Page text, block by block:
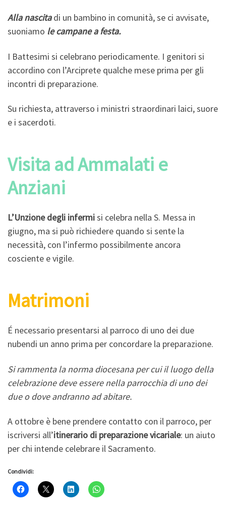
Alla nascita di un bambino in comunità, se ci avvisate,
suoniamo lecampane a festa.
I Battesimi si celebrano periodicamente. I genitori si
accordino con l’Arciprete qualche mese prima per gli
incontri di preparazione.
Su richiesta, attraverso i ministri straordinari laici, suore
e i sacerdoti.
Visita ad Ammalati e
Anziani
L’Unzione degli infermisi celebra nella S. Messa in
giugno, ma si può richiedere quando si sente la
necessità, con l’infermo possibilmente ancora
cosciente e vigile.
Matrimoni
É necessario presentarsi al parroco di uno dei due
nubendi un anno prima per concordare la preparazione.
Si rammenta la norma diocesana per cui il luogo della
celebrazione deve essere nella parrocchia di uno dei
due o dove andranno ad abitare.
A ottobre è bene prendere contatto con il parroco, per
iscriversi all’itinerario di preparazione vicariale: un aiuto
per chi intende celebrare il Sacramento.
Condividi: